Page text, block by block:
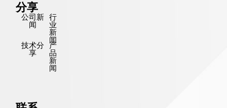
分享
公司新
闻
行
业
新
闻
技术分
享
产
品
新
闻